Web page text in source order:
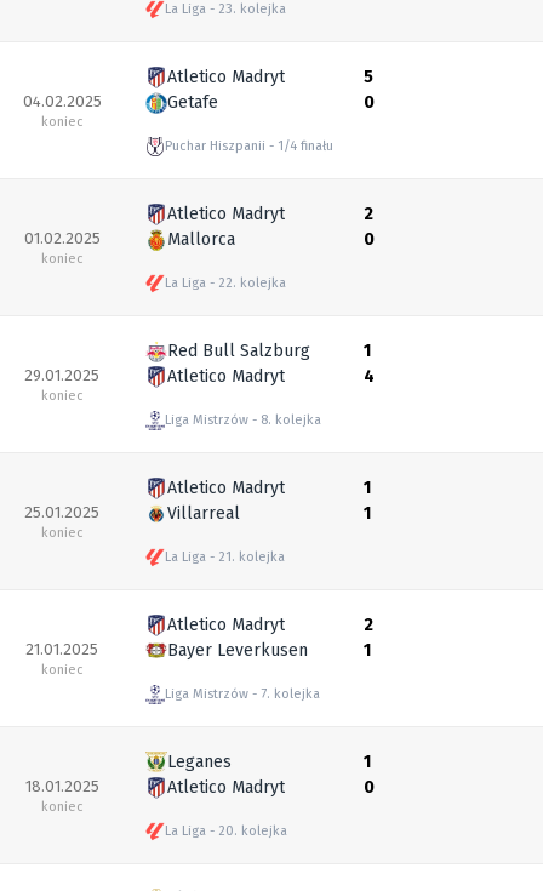
La Liga 23. kolejka
04.02.2025
koniec
Atletico Madryt
Getafe
Puchar Hiszpanii 1/4 finału
5
0
01.02.2025
koniec
Atletico Madryt
Mallorca
La Liga 22. kolejka
2
0
29.01.2025
koniec
Red Bull Salzburg
Atletico Madryt
Liga Mistrzów 8. kolejka
1
4
25.01.2025
koniec
Atletico Madryt
Villarreal
La Liga 21. kolejka
1
1
21.01.2025
koniec
Atletico Madryt
Bayer Leverkusen
Liga Mistrzów 7. kolejka
2
1
18.01.2025
koniec
Leganes
Atletico Madryt
La Liga 20. kolejka
1
0